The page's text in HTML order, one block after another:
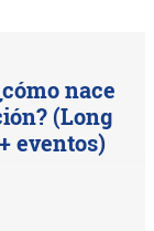
nace
(Long
eventos)